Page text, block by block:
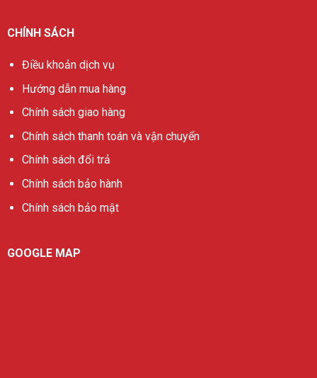
CHÍNH SÁCH
Điều khoản dịch vụ
Hướng dẫn mua hàng
Chính sách giao hàng
Chính sách thanh toán và vận chuyển
Chính sách đổi trả
Chính sách bảo hành
Chính sách bảo mật
GOOGLE MAP